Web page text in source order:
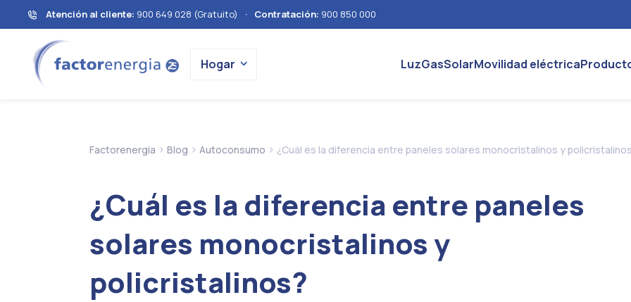
Atención al cliente: 900 649 028 (Gratuito) · Contratación: 900 850 000
Hogar LuzGasSolarMovilidad eléctrica
Factorenergia > Blog > Autoconsumo > ¿Cuál es la diferencia entre paneles solares monocristalinos y
¿Cuál es la diferencia entre paneles
solares monocristalinos y
policristalinos?